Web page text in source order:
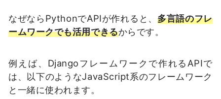
なぜならPythonでAPIが作れると、 多言語のフレ
ームワークでも活用できるからです。
例えば、Djangoフレームワークで作れるAPIで
は、以下のようなJavaScript系のフレームワーク
と一緒に使われます。